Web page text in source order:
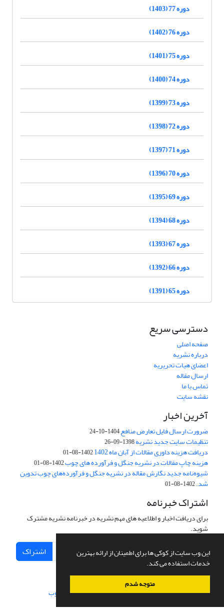
این وب سایت از کوکی ها برای اطمینان از ارائه بهترین
خدمات استفاده می کند.
متوجه شدم
دوره 77 (1403)
دوره 76 (1402)
دوره 75 (1401)
دوره 74 (1400)
دوره 73 (1399)
دوره 72 (1398)
دوره 71 (1397)
دوره 70 (1396)
دوره 69 (1395)
دوره 68 (1394)
دوره 67 (1393)
دوره 66 (1392)
دوره 65 (1391)
دسترسی سریع
صفحه اصلی
درباره نشریه
اعضای هیات تحریریه
ارسال مقاله
تماس با ما
نقشه سایت
آخرین اخبار
ضرورت ارسال فایل تعارض منافع1404-10-24
تنظیمات سایت جدید نشریه1398-09-26
دریافت هزینه داوری مقالات از آبان ماه 1402 1402-08-01
هزینه چاپ مقالات در نشریه جنگل و فرآورده های چوب1402-08-01
شیوه‌نامه جدید نگارش مقاله در نشریه جنگل و فرآورده‌های چوب تدوین
شد.1402-08-01
اشتراک خبرنامه
برای دریافت اخبار و اطلاعیه های مهم نشریه در خبرنامه نشریه مشترک
شوید.
اشتراک
سامانه مدیریت نشریات علمی.طراحی و پیاده سازی از سیناوب